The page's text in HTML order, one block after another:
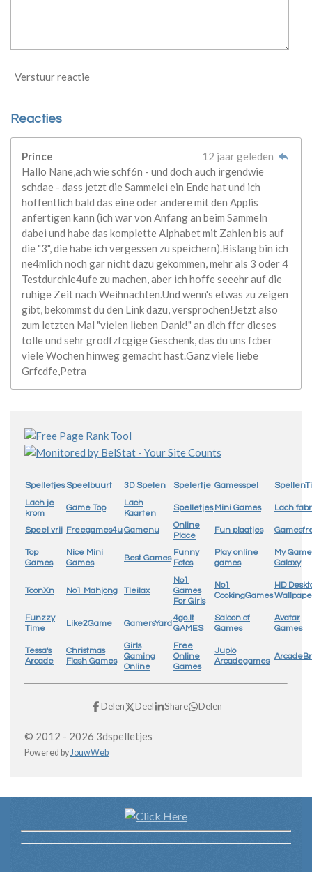
Verstuur reactie
Reacties
Prince
12 jaar geleden
Hallo Nane,ach wie schf6n - und doch auch irgendwie
schdae - dass jetzt die Sammelei ein Ende hat und ich
hoffentlich bald das eine oder andere mit den Applis
anfertigen kann (ich war von Anfang an beim Sammeln
dabei und habe das komplette Alphabet mit Zahlen bis auf
die "3", die habe ich vergessen zu speichern).Bislang bin ich
ne4mlich noch gar nicht dazu gekommen, mehr als 3 oder 4
Testdurchle4ufe zu machen, aber ich hoffe seeehr auf die
ruhige Zeit nach Weihnachten.Und wenn's etwas zu zeigen
gibt, bekommst du den Link dazu, versprochen!Jetzt also
zum letzten Mal "vielen lieben Dank!" an dich ffcr dieses
tolle und sehr grodfzfcgige Geschenk, das du uns fcber
viele Wochen hinweg gemacht hast.Ganz viele liebe
Grfcdfe,Petra
SpelletjesSpeelbuurt 3D Spelen Spelertje Gamesspel
Lach je
krom
Game Top
Lach
Kaarten
Spelletjes Mini Games Lach
Speel vrij Freegames4uGamenu
Online
Place
Fun plaatjes
Top
Games
Nice Mini
Games
Best Games
Funny
Fotos
Play online
games
My Game
Galaxy
ToonXn No1 Mahjong Tleilax
No1
Games
For Girls
No1
CookingGames
HD
Funzzy
Time
Like2Game GamersYard
4go.lt
GAMES
Saloon of
Games
Avatar
Games
Tessa's
Arcade
Christmas
Flash Games
Girls
Gaming
Online
Free
Online
Games
Juplo
Arcadegames
Delen Deel Share Delen
© 2012 - 2026 3dspelletjes
Powered byJouwWeb